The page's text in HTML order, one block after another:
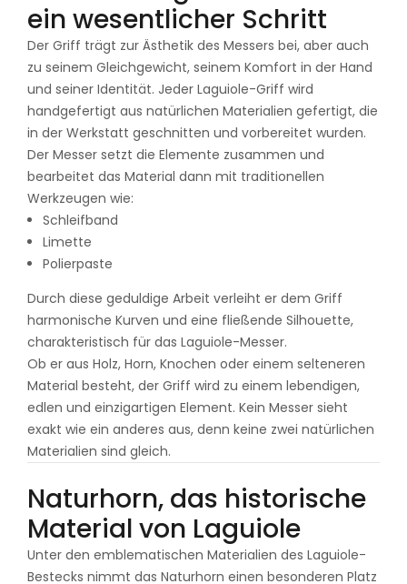
ein wesentlicher Schritt
Der Griff trägt zur Ästhetik des Messers bei, aber auch
zu seinem Gleichgewicht, seinem Komfort in der Hand
und seiner Identität. Jeder Laguiole-Griff wird
handgefertigt aus natürlichen Materialien gefertigt, die
in der Werkstatt geschnitten und vorbereitet wurden.
Der Messer setzt die Elemente zusammen und
bearbeitet das Material dann mit traditionellen
Werkzeugen wie:
Schleifband
Limette
Polierpaste
Durch diese geduldige Arbeit verleiht er dem Griff
harmonische Kurven und eine fließende Silhouette,
charakteristisch für das Laguiole-Messer.
Ob er aus Holz, Horn, Knochen oder einem selteneren
Material besteht, der Griff wird zu einem lebendigen,
edlen und einzigartigen Element. Kein Messer sieht
exakt wie ein anderes aus, denn keine zwei natürlichen
Materialien sind gleich.
Naturhorn, das historische
Material von Laguiole
Unter den emblematischen Materialien des Laguiole-
Bestecks nimmt das Naturhorn einen besonderen Platz